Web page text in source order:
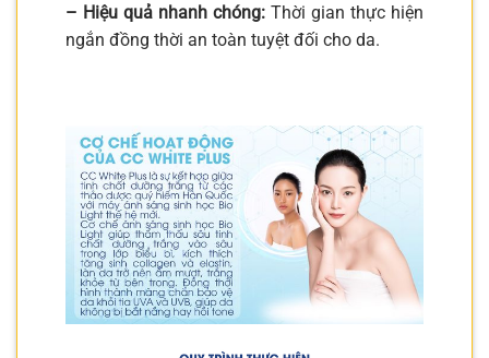
– Hiệu quả nhanh chóng: Thời gian thực hiện
ngắn đồng thời an toàn tuyệt đối cho da.